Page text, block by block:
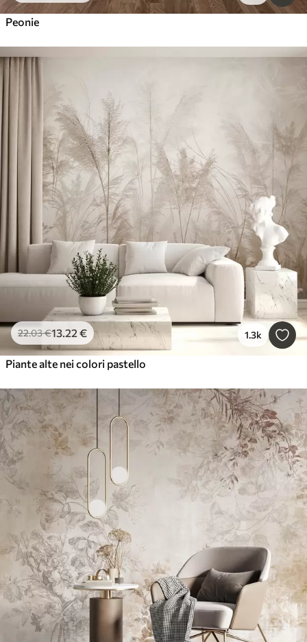
Peonie
22.03€13.22 € 1.3k
Piante alte nei colori pastello